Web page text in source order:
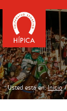
Usted está en: Inicio